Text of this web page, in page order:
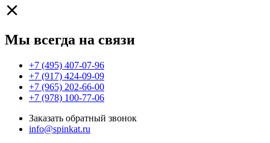
Мы всегда на связи
+7 (495) 407-07-96
+7 (917) 424-09-09
+7 (965) 202-66-00
+7 (978) 100-77-06
Заказать обратный звонок
info@spinkat.ru